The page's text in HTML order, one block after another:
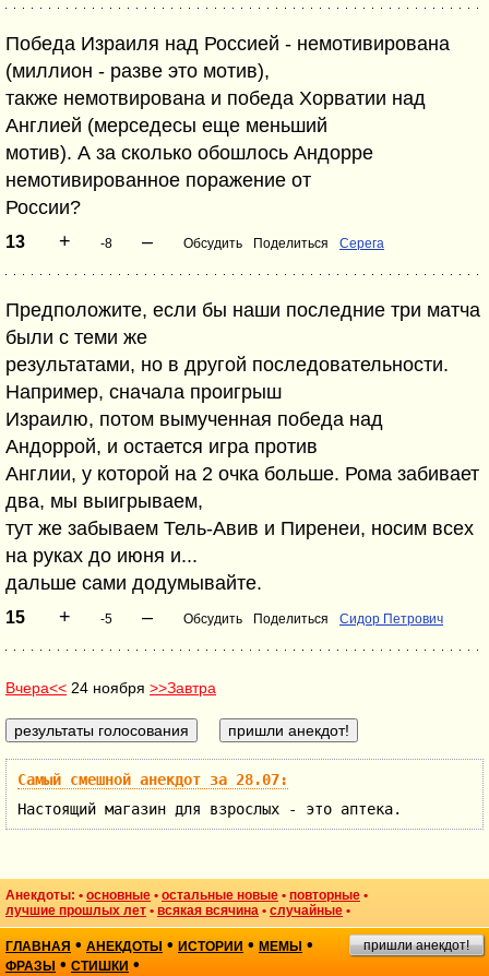
Победа Израиля над Россией - немотивирована
(миллион - разве это мотив),
также немотвирована и победа Хорватии над
Англией (мерседесы еще меньший
мотив). А за сколько обошлось Андорре
немотивированное поражение от
России?
13 + -8 – Обсудить Поделиться Серега
Предположите, если бы наши последние три матча
были с теми же
результатами, но в другой последовательности.
Например, сначала проигрыш
Израилю, потом вымученная победа над
Андоррой, и остается игра против
Англии, у которой на 2 очка больше. Рома забивает
два, мы выигрываем,
тут же забываем Тель-Авив и Пиренеи, носим всех
на руках до июня и...
дальше сами додумывайте.
15 + -5 – Обсудить Поделиться Сидор Петрович
Вчера<< 24 ноября >>Завтра
Самый смешной анекдот за 28.07:
Настоящий магазин для взрослых - это аптека.
Анекдоты: • основные • остальные новые • повторные •
лучшие прошлых лет • всякая всячина • случайные •
ГЛАВНАЯ • АНЕКДОТЫ • ИСТОРИИ • МЕМЫ •
ФРАЗЫ • СТИШКИ •
пришли анекдот!